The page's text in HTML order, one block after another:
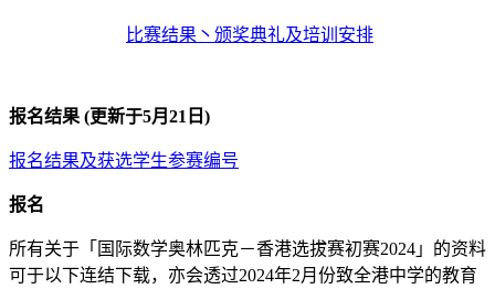
比赛结果丶颁奖典礼及培训安排
报名结果 (更新于5月21日)
报名结果及获选学生参赛编号
报名
所有关于「国际数学奥林匹克－香港选拔赛初赛2024」的资料
可于以下连结下载，亦会透过2024年2月份致全港中学的教育